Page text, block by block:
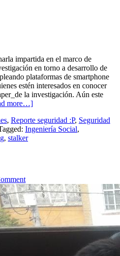
impartida en el marco de
en torno a desarrollo de
plataformas de smartphone
estén interesados en conocer
la investigación. Aún este
more…]
, Reporte seguridad :P, Seguridad
Ingeniería Social,
, stalker